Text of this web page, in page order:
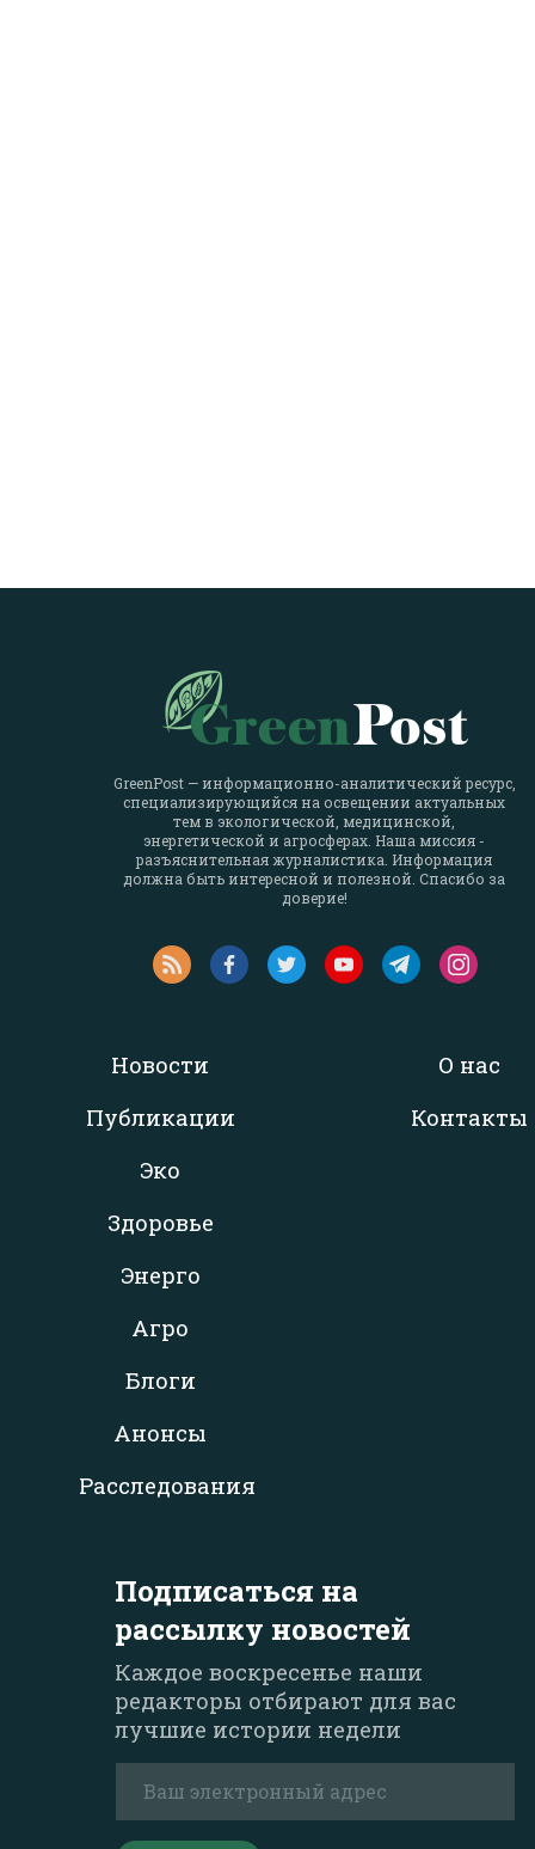
GreenPost — информационно-аналитический ресурс,
специализирующийся на освещении актуальных
тем в экологической, медицинской,
энергетической и агросферах. Наша миссия -
разъяснительная журналистика. Информация
должна быть интересной и полезной. Спасибо за
доверие!
Новости
Публикации
Эко
Здоровье
Энерго
Агро
Блоги
Анонсы
Расследования
О нас
Контакты
Подписаться на
рассылку новостей
Каждое воскресенье наши
редакторы отбирают для вас
лучшие истории недели